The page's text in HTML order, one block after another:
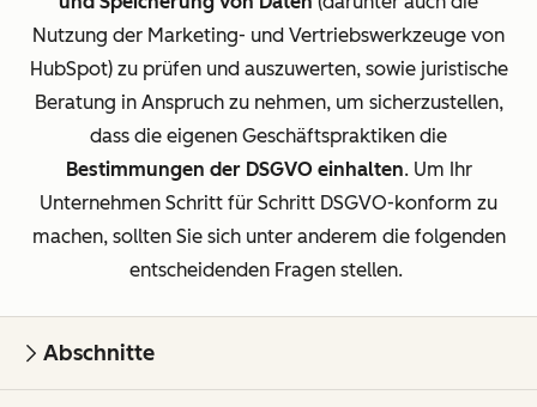
Nutzung der Marketing- und Vertriebswerkzeuge von
HubSpot) zu prüfen und auszuwerten, sowie juristische
Beratung in Anspruch zu nehmen, um sicherzustellen,
dass die eigenen Geschäftspraktiken die
Bestimmungen der DSGVO einhalten. Um Ihr
Unternehmen Schritt für Schritt DSGVO-konform zu
machen, sollten Sie sich unter anderem die folgenden
entscheidenden Fragen stellen.
Abschnitte